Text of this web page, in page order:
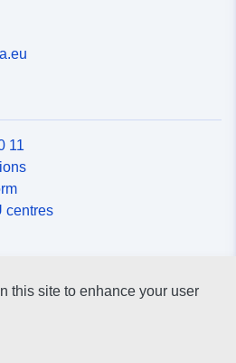
11
centres
channels
this site to enhance your user